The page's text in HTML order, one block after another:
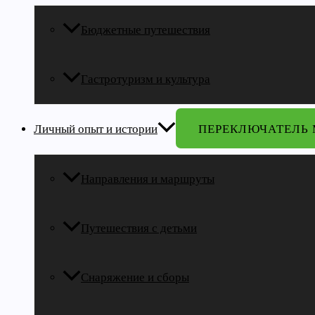
Бюджетные путешествия
Гастротуризм и культура
Личный опыт и истории
Направления и маршруты
Путешествия с детьми
Снаряжение и сборы